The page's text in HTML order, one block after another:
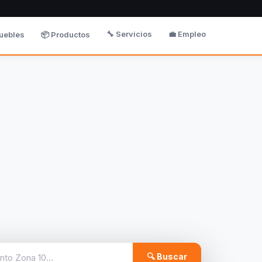
📦 Productos 🔧 Servicios 💼 Empleo
🔍 Buscar